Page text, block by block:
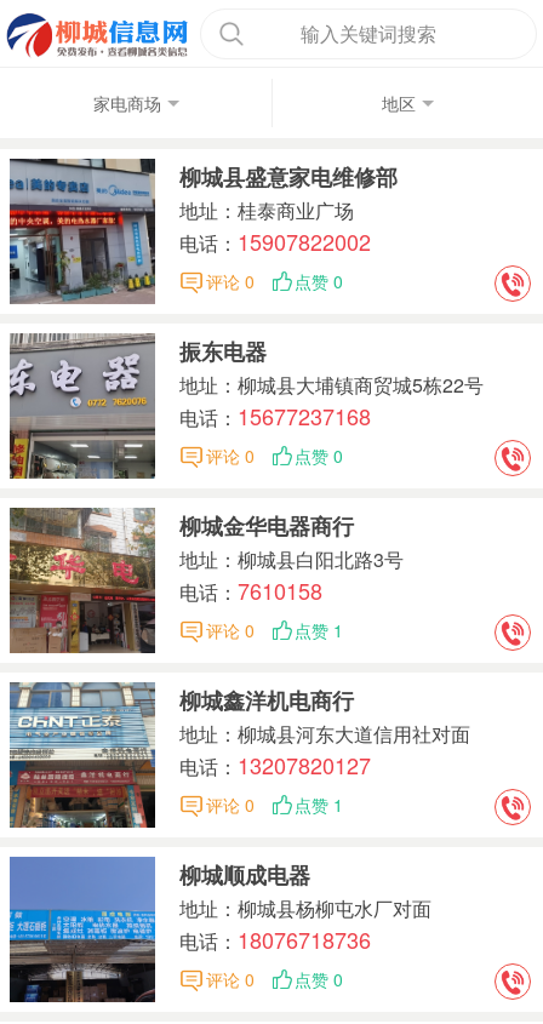
输入关键词搜索
家电商场 地区
柳城县盛意家电维修部
地址：桂泰商业广场
电话： 15907822002
评论 0 点赞 0
振东电器
地址：柳城县大埔镇商贸城5栋22号
电话： 15677237168
评论 0 点赞 0
柳城金华电器商行
地址：柳城县白阳北路3号
电话： 7610158
评论 0 点赞 1
柳城鑫洋机电商行
地址：柳城县河东大道信用社对面
电话： 13207820127
评论 0 点赞 1
柳城顺成电器
地址：柳城县杨柳屯水厂对面
电话： 18076718736
评论 0 点赞 0